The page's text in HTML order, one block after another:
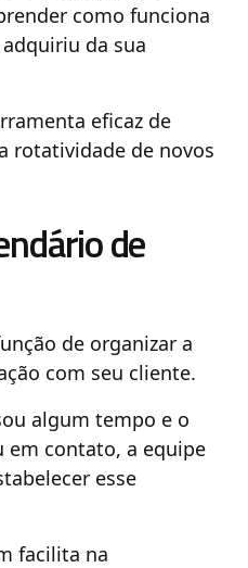
como funciona
da sua
eficaz de
rotatividade de novos
de
de organizar a
com seu cliente.
algum tempo e o
contato, a equipe
esse
facilita na